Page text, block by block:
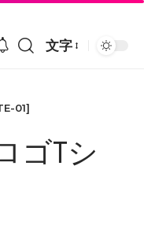
文字
01]
ゴTシ